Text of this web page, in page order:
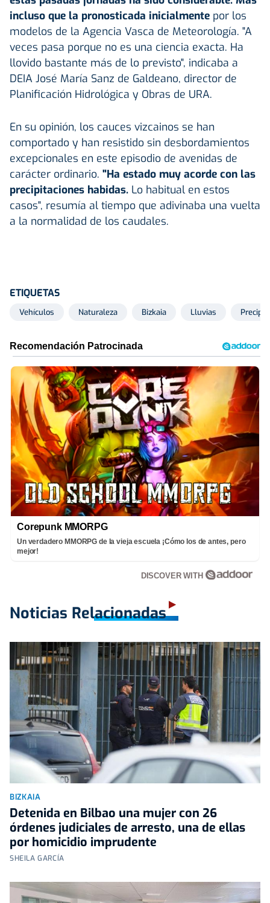
incluso que la pronosticada inicialmente por los
modelos de la Agencia Vasca de Meteorología. "A
veces pasa porque no es una ciencia exacta. Ha
llovido bastante más de lo previsto", indicaba a
DEIA José María Sanz de Galdeano, director de
Planificación Hidrológica y Obras de URA.
En su opinión, los cauces vizcainos se han
comportado y han resistido sin desbordamientos
excepcionales en este episodio de avenidas de
carácter ordinario. "Ha estado muy acorde con las
precipitaciones habidas. Lo habitual en estos
casos", resumía al tiempo que adivinaba una vuelta
a la normalidad de los caudales.
ETIQUETAS
Vehículos Naturaleza Bizkaia Lluvias
Corepunk MMORPG
Un verdadero MMORPG de la vieja escuela ¡Cómo los de antes, pero
mejor!
DISCOVER WITH
Noticias Relacionadas
BIZKAIA
Detenida en Bilbao una mujer con 26
órdenes judiciales de arresto, una de ellas
por homicidio imprudente
SHEILA GARCÍA